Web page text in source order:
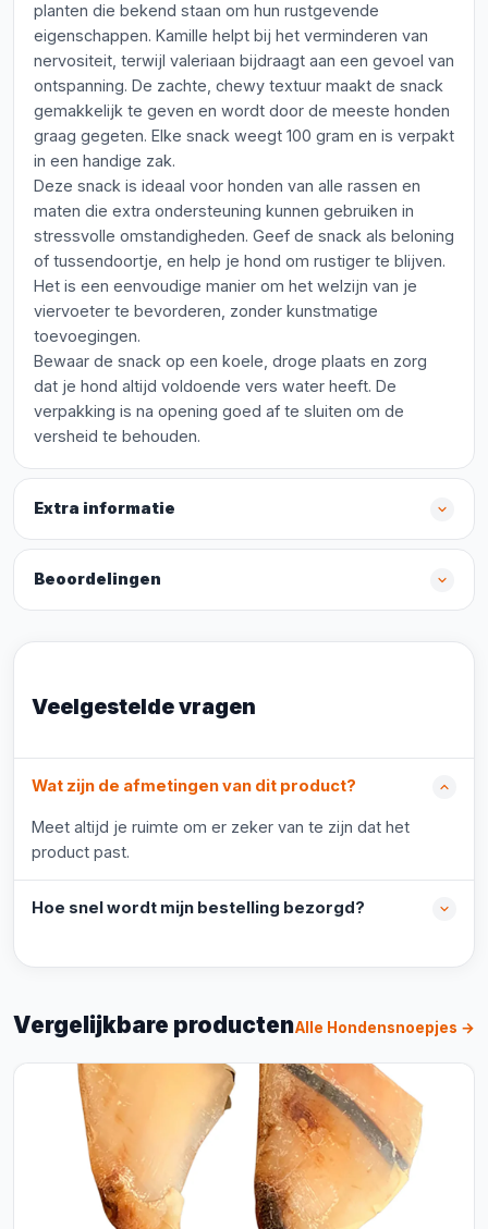
planten die bekend staan om hun rustgevende
eigenschappen. Kamille helpt bij het verminderen van
nervositeit, terwijl valeriaan bijdraagt aan een gevoel van
ontspanning. De zachte, chewy textuur maakt de snack
gemakkelijk te geven en wordt door de meeste honden
graag gegeten. Elke snack weegt 100 gram en is verpakt
in een handige zak.
Deze snack is ideaal voor honden van alle rassen en
maten die extra ondersteuning kunnen gebruiken in
stressvolle omstandigheden. Geef de snack als beloning
of tussendoortje, en help je hond om rustiger te blijven.
Het is een eenvoudige manier om het welzijn van je
viervoeter te bevorderen, zonder kunstmatige
toevoegingen.
Bewaar de snack op een koele, droge plaats en zorg
dat je hond altijd voldoende vers water heeft. De
verpakking is na opening goed af te sluiten om de
versheid te behouden.
Extra informatie
Beoordelingen
Veelgestelde vragen
Wat zijn de afmetingen van dit product?
Meet altijd je ruimte om er zeker van te zijn dat het
product past.
Hoe snel wordt mijn bestelling bezorgd?
Vergelijkbare productenAlle Hondensnoepjes →